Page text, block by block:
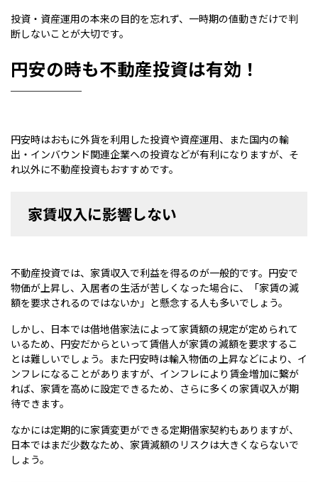
投資・資産運用の本来の目的を忘れず、一時期の値動きだけで判
断しないことが大切です。
円安の時も不動産投資は有効！
円安時はおもに外貨を利用した投資や資産運用、また国内の輸
出・インバウンド関連企業への投資などが有利になりますが、そ
れ以外に不動産投資もおすすめです。
家賃収入に影響しない
不動産投資では、家賃収入で利益を得るのが一般的です。円安で
物価が上昇し、入居者の生活が苦しくなった場合に、「家賃の減
額を要求されるのではないか」と懸念する人も多いでしょう。
しかし、日本では借地借家法によって家賃額の規定が定められて
いるため、円安だからといって賃借人が家賃の減額を要求するこ
とは難しいでしょう。また円安時は輸入物価の上昇などにより、イ
ンフレになることがありますが、インフレにより賃金増加に繋が
れば、家賃を高めに設定できるため、さらに多くの家賃収入が期
待できます。
なかには定期的に家賃変更ができる定期借家契約もありますが、
日本ではまだ少数なため、家賃減額のリスクは大きくならないで
しょう。